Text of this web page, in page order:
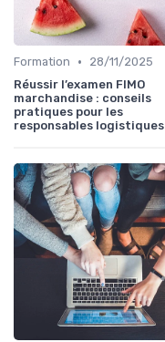
Formation •
28/11/2025
Réussir l’examen FIMO
marchandise : conseils
pratiques pour les
responsables logistiques